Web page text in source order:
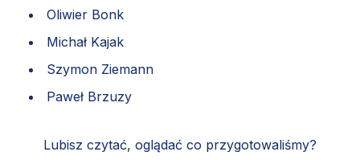
Oliwier Bonk
Michał Kajak
Szymon Ziemann
Paweł Brzuzy
Lubisz czytać, oglądać co przygotowaliśmy?